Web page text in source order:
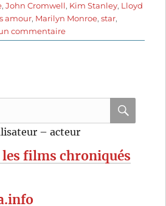
,John Cromwell, Kim Stanley, Lloyd
amour, Marilyn Monroe,star,
commentairesur
La
– acteur
les films chroniqués